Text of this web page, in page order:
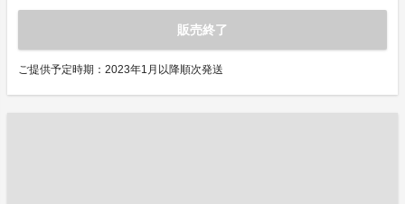
販売終了
ご提供予定時期：2023年1月以降順次発送